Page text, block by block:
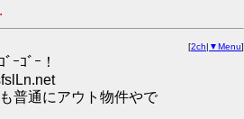
[2ch| ▼Menu]
ｰｺﾞｰ！
普通にアウト物件やで